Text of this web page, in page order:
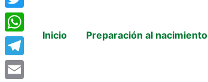
Inicio Preparación al nacimiento
Twitter
WhatsApp
Telegram